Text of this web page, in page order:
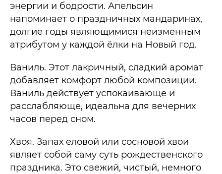
энергии и бодрости. Апельсин
напоминает о праздничных мандаринах,
долгие годы являющимися неизменным
атрибутом у каждой ёлки на Новый год.
Ваниль. Этот лакричный, сладкий аромат
добавляет комфорт любой композиции.
Ваниль действует успокаивающе и
расслабляюще, идеальна для вечерних
часов перед сном.
Хвоя. Запах еловой или сосновой хвои
являет собой саму суть рождественского
праздника. Это свежий, чистый, немного